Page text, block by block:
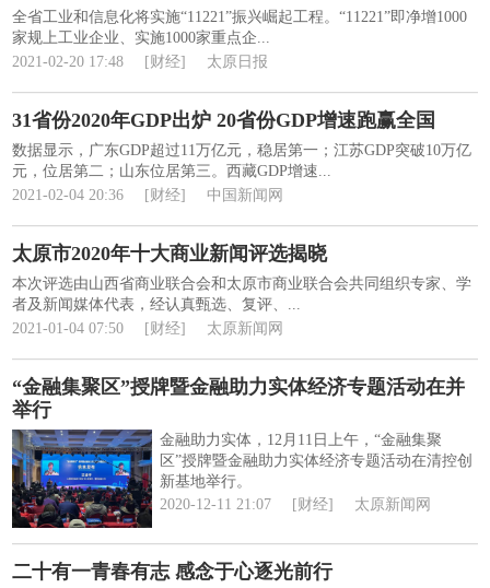
全省工业和信息化将实施“11221”振兴崛起工程。“11221”即净增1000
家规上工业企业、实施1000家重点企...
2021-02-20 17:48
[财经] 太原日报
31省份2020年GDP出炉 20省份GDP增速跑赢全国
数据显示，广东GDP超过11万亿元，稳居第一；江苏GDP突破10万亿
元，位居第二；山东位居第三。西藏GDP增速...
2021-02-04 20:36
[财经] 中国新闻网
太原市2020年十大商业新闻评选揭晓
本次评选由山西省商业联合会和太原市商业联合会共同组织专家、学
者及新闻媒体代表，经认真甄选、复评、...
2021-01-04 07:50
[财经] 太原新闻网
“金融集聚区”授牌暨金融助力实体经济专题活动在并
举行
金融助力实体，12月11日上午，“金融集聚
区”授牌暨金融助力实体经济专题活动在清控创
新基地举行。
2020-12-11 21:07
[财经] 太原新闻网
二十有一青春有志 感念于心逐光前行